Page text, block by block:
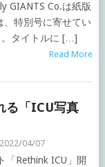
GIANTS Co.は紙版
、特別号に寄せてい
。タイトルに […]
Read More
る「ICU写真
2022/04/07
Rethink ICU」開